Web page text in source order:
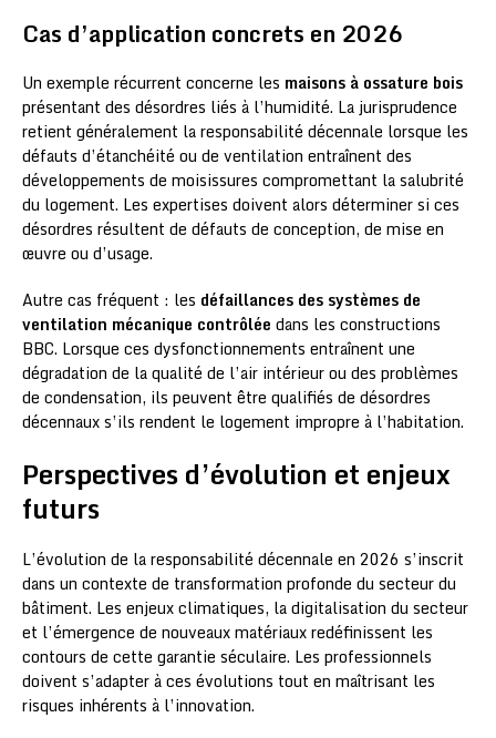
Cas d’application concrets en 2026
Un exemple récurrent concerne les maisons à ossature bois
présentant des désordres liés à l’humidité. La jurisprudence
retient généralement la responsabilité décennale lorsque les
défauts d’étanchéité ou de ventilation entraînent des
développements de moisissures compromettant la salubrité
du logement. Les expertises doivent alors déterminer si ces
désordres résultent de défauts de conception, de mise en
œuvre ou d’usage.
Autre cas fréquent : les défaillances des systèmes de
ventilation mécanique contrôlée dans les constructions
BBC. Lorsque ces dysfonctionnements entraînent une
dégradation de la qualité de l’air intérieur ou des problèmes
de condensation, ils peuvent être qualifiés de désordres
décennaux s’ils rendent le logement impropre à l’habitation.
Perspectives d’évolution et enjeux
futurs
L’évolution de la responsabilité décennale en 2026 s’inscrit
dans un contexte de transformation profonde du secteur du
bâtiment. Les enjeux climatiques, la digitalisation du secteur
et l’émergence de nouveaux matériaux redéfinissent les
contours de cette garantie séculaire. Les professionnels
doivent s’adapter à ces évolutions tout en maîtrisant les
risques inhérents à l’innovation.